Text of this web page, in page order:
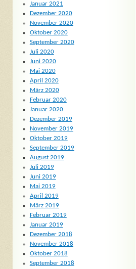
Januar 2021
Dezember 2020
November 2020
Oktober 2020
September 2020
Juli 2020
Juni 2020
Mai 2020
April 2020
März 2020
Februar 2020
Januar 2020
Dezember 2019
November 2019
Oktober 2019
September 2019
August 2019
Juli 2019
Juni 2019
Mai 2019
April 2019
März 2019
Februar 2019
Januar 2019
Dezember 2018
November 2018
Oktober 2018
September 2018